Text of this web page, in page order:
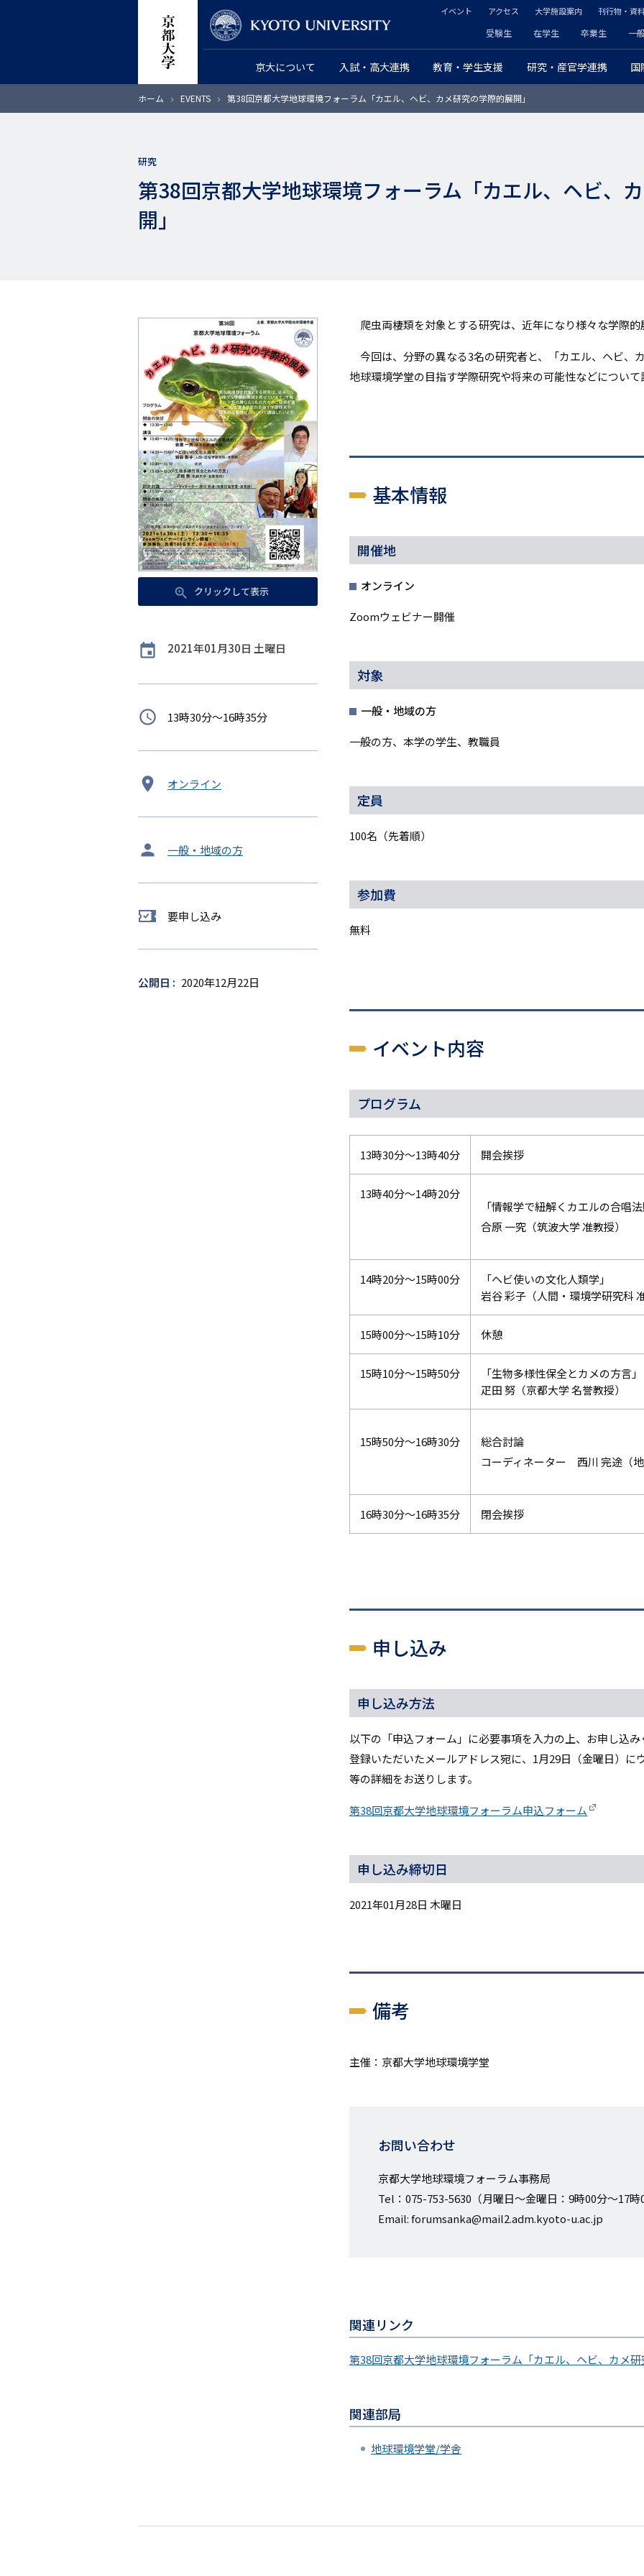
ン
京大について 入試・高大連携 教育・学生支援 研究・産官学連携 国
ヘ
ッ
ダ
ラ
ー
リ
ン
受験生 在学生 卒業生 一
ッ
ダ
ー
ン
リ
ン
ク
イベント アクセス 大学施設案内 刊行物・資
ホーム EVENTS 第38回京都大学地球環境フォーラム「カエル、ヘビ、カメ研究の学際的展開」
研究
第38回京都大学地球環境フォーラム「カエル、ヘビ、
開」
クリックして表示
開
催
2021年01月30日 土曜日
時
13時30分～16時35分
開
催
オンライン
タ
ッ
一般・地域の方
要
申
込
要申し込み
公開日 2020年12月22日
爬虫両棲類を対象とする研究は、近年になり様々な学際
今回は、分野の異なる3名の研究者と、「カエル、ヘビ、
地球環境学堂の目指す学際研究や将来の可能性などについ
基本情報
開催地
オンライン
Zoomウェビナー開催
対象
一般・地域の方
一般の方、本学の学生、教職員
定員
100名（先着順）
参加費
無料
イベント内容
プログラム
13時30分～13時40分 開会挨拶
13時40分～14時20分
「情報学で紐解くカエルの合唱
合原 一究（筑波大学 准教授）
14時20分～15時00分
「ヘビ使いの文化人類学」
岩谷 彩子（人間・環境学研究
15時00分～15時10分 休憩
15時10分～15時50分
「生物多様性保全とカメの方言」
疋田 努（京都大学 名誉教授）
15時50分～16時30分
総合討論
コーディネーター 西川 完途（
16時30分～16時35分 閉会挨拶
申し込み
申し込み方法
以下の「申込フォーム」に必要事項を入力の上、お申し込
登録いただいたメールアドレス宛に、1月29日（金曜日）に
等の詳細をお送りします。
第38回京都大学地球環境フォーラム申込フォーム
申し込み締切日
2021年01月28日 木曜日
備考
主催：京都大学地球環境学堂
お問い合わせ
京都大学地球環境フォーラム事務局
Tel：075-753-5630（月曜日～金曜日：9時00分～17時
Email: forumsanka@mail2.adm.kyoto-u.ac.jp
関連リンク
第38回京都大学地球環境フォーラム「カエル、ヘビ、カメ
関連部局
地球環境学堂/学舎